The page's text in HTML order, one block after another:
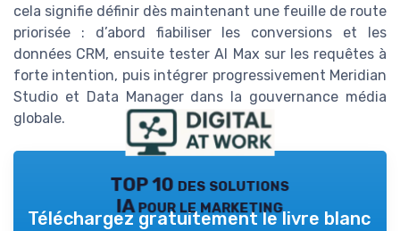
cela signifie définir dès maintenant une feuille de route
priorisée : d’abord fiabiliser les conversions et les
données CRM, ensuite tester AI Max sur les requêtes à
forte intention, puis intégrer progressivement Meridian
Studio et Data Manager dans la gouvernance média
globale.
TOP 10 des solutions
IA pour le marketing
Téléchargez gratuitement le livre blanc